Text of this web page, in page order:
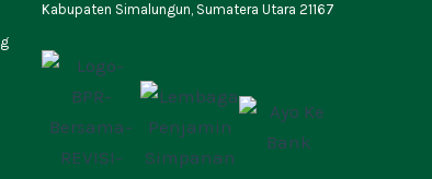
Kabupaten Simalungun, Sumatera Utara 21167